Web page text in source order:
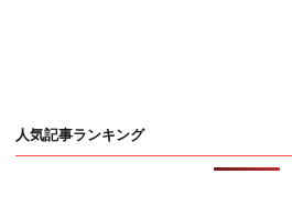
人気記事ランキング